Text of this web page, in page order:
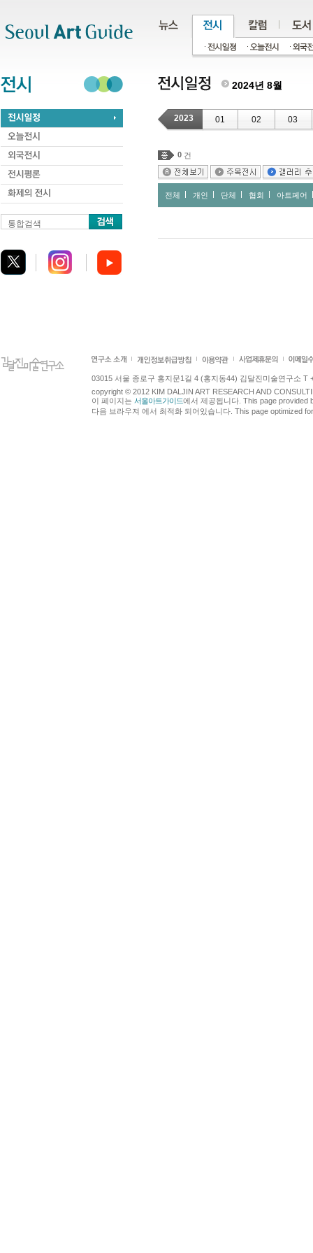
통합검색
2024년 8월
2023 01 02 03
0 건
전체 개인 단체 협회 아트페어
03015 서울 종로구 홍지문1길 4 (홍지동44) 김달진미술연구소 T
copyright © 2012 KIM DALJIN ART RESEARCH AND
이 페이지는 서울아트가이드에서 제공됩니다. This page provided
다음 브라우져 에서 최적화 되어있습니다. This page optimized